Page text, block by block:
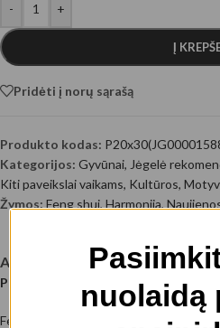
- +
Į
Pridėti į norų sąrašą
Produkto kodas:
Kategorijos: Gyvūnai, Jėgelė
Kiti paveikslai vaikams, Kultūros,
Žymos: Feng shui, Harmonija,
Aprašymas
Paveikslas – Šokančių 8 Dramblių
Fengšui filosofijoje ir kai kuriose Azijos
nuolaidą